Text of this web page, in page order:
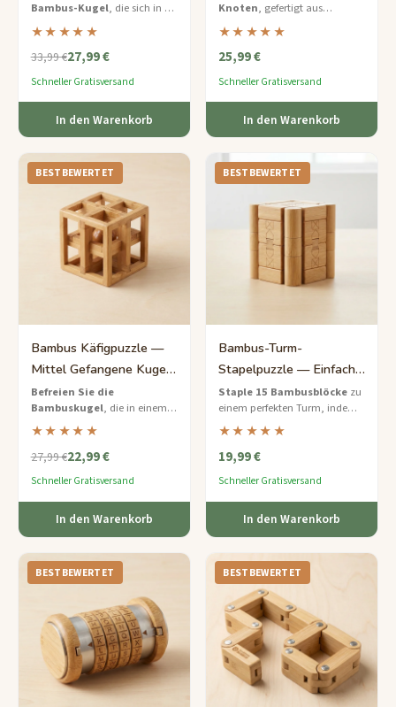
Herausforderung
Bambus-Kugel, die sich in 12
ineinandergreifende Teile
zerlegt – setzen Sie sie wieder
zusammen, um Ihr räumliches
testen.
★★★★★
33,99 €27,99 €
Schneller Gratisversand
In den Warenkorb
Knoten, gefertigt aus
umweltfreundlichem Bambus –
entwirren und rekonstruieren
Sie dieses zeitlose Rätsel.
★★★★★
25,99 €
Schneller Gratisversand
In den Warenkorb
BESTBEWERTET
Bambus Käfigpuzzle —
Mittel Gefangene Kugel
Herausforderung
Befreien Sie die
Bambuskugel, die in einem
geflochtenen Käfig aus
ineinandergreifenden
Bambusstreifen gefangen ist –
umweltfreundliches Puzzle.
★★★★★
27,99 €22,99 €
Schneller Gratisversand
In den Warenkorb
BESTBEWERTET
Bambus-Turm-
Stapelpuzzle — Einfache
Öko-Bauherausforderung
Staple 15 Bambusblöckezu
einem perfekten Turm, indem
Sie nur Gleichgewicht und
Strategie verwenden – eine
nachhaltige Variante eines
★★★★★
19,99 €
Schneller Gratisversand
In den Warenkorb
BESTBEWERTET BESTBEWERTET